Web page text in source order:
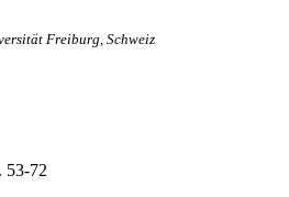
Freiburg, Schweiz
53-72